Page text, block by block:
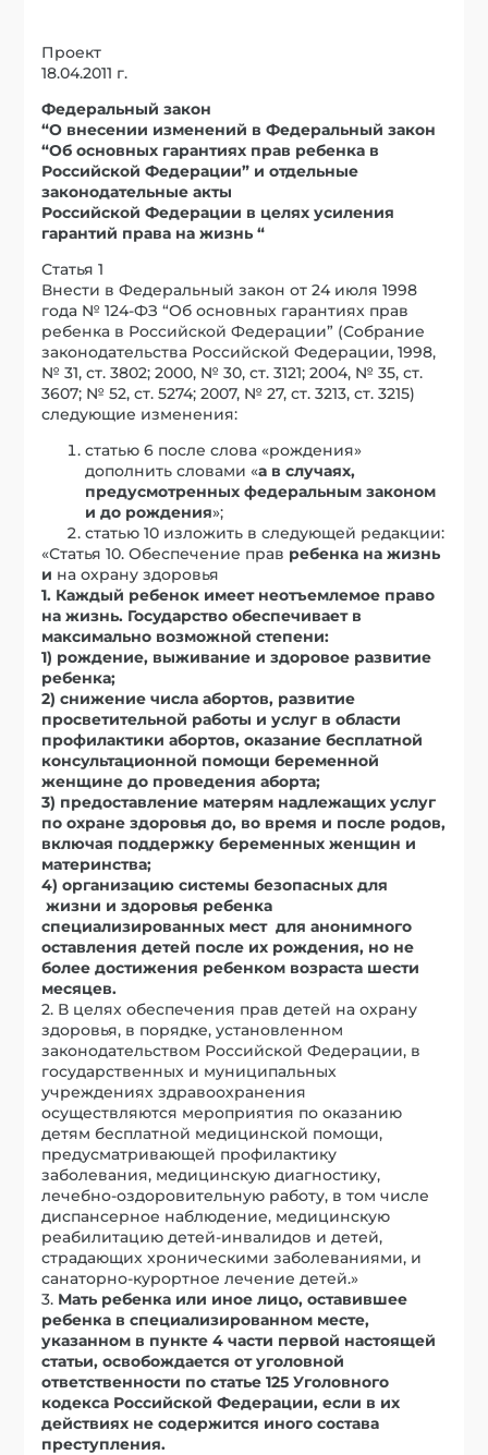
Проект
18.04.2011 г.
Федеральный закон
“О внесении изменений в Федеральный закон
“Об основных гарантиях прав ребенка в
Российской Федерации” и отдельные
законодательные акты
Российской Федерации в целях усиления
гарантий права на жизнь “
Статья 1
Внести в Федеральный закон от 24 июля 1998
года № 124-ФЗ “Об основных гарантиях прав
ребенка в Российской Федерации” (Собрание
законодательства Российской Федерации, 1998,
№ 31, ст. 3802; 2000, № 30, ст. 3121; 2004, № 35, ст.
3607; № 52, ст. 5274; 2007, № 27, ст. 3213, ст. 3215)
следующие изменения:
статью 6 после слова «рождения»
дополнить словами «а в случаях,
предусмотренных федеральным законом
и до рождения»;
статью 10 изложить в следующей редакции:
«Статья 10. Обеспечение прав ребенка на жизнь
и на охрану здоровья
1. Каждый ребенок имеет неотъемлемое право
на жизнь. Государство обеспечивает в
максимально возможной степени:
1) рождение, выживание и здоровое развитие
ребенка;
2) снижение числа абортов, развитие
просветительной работы и услуг в области
профилактики абортов, оказание бесплатной
консультационной помощи беременной
женщине до проведения аборта;
3) предоставление матерям надлежащих услуг
по охране здоровья до, во время и после родов,
включая поддержку беременных женщин и
материнства;
4) организацию системы безопасных для
жизни и здоровья ребенка
специализированных мест для анонимного
оставления детей после их рождения, но не
более достижения ребенком возраста шести
месяцев.
2. В целях обеспечения прав детей на охрану
здоровья, в порядке, установленном
законодательством Российской Федерации, в
государственных и муниципальных
учреждениях здравоохранения
осуществляются мероприятия по оказанию
детям бесплатной медицинской помощи,
предусматривающей профилактику
заболевания, медицинскую диагностику,
лечебно-оздоровительную работу, в том числе
диспансерное наблюдение, медицинскую
реабилитацию детей-инвалидов и детей,
страдающих хроническими заболеваниями, и
санаторно-курортное лечение детей.»
3. Мать ребенка или иное лицо, оставившее
ребенка в специализированном месте,
указанном в пункте 4 части первой настоящей
статьи, освобождается от уголовной
ответственности по статье 125 Уголовного
кодекса Российской Федерации, если в их
действиях не содержится иного состава
преступления.